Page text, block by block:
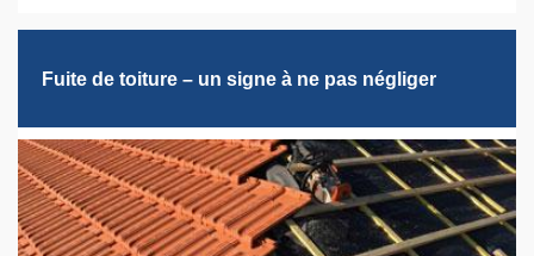
Fuite de toiture – un signe à ne pas négliger